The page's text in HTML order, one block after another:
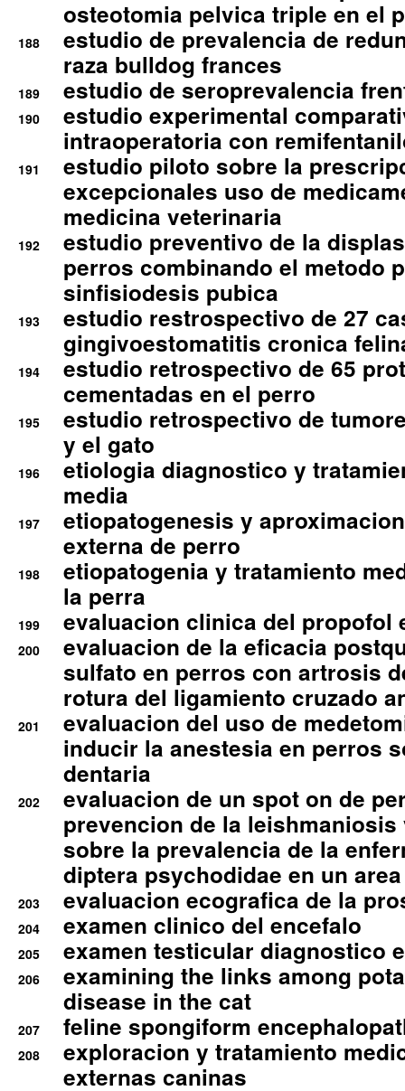
osteotomia pelvica triple en el
188
estudio de prevalencia de
raza bulldog frances
189 estudio de seroprevalencia
190
estudio experimental
intraoperatoria con
191
estudio piloto sobre la
excepcionales uso de
medicina veterinaria
192
estudio preventivo de la
perros combinando el metodo
sinfisiodesis pubica
193
estudio restrospectivo de 27
gingivoestomatitis cronica
194
estudio retrospectivo de 65
cementadas en el perro
195
estudio retrospectivo de
y el gato
196
etiologia diagnostico y
media
197
etiopatogenesis y
externa de perro
198
etiopatogenia y tratamiento
la perra
199 evaluacion clinica del propofol
200
evaluacion de la eficacia
sulfato en perros con artrosis
rotura del ligamiento cruzado
201
evaluacion del uso de
inducir la anestesia en perros
dentaria
202
evaluacion de un spot on de
prevencion de la
sobre la prevalencia de la
diptera psychodidae en un
203 evaluacion ecografica de la
204 examen clinico del encefalo
205 examen testicular diagnostico
206
examining the links among
disease in the cat
207 feline spongiform
208
exploracion y tratamiento
externas caninas